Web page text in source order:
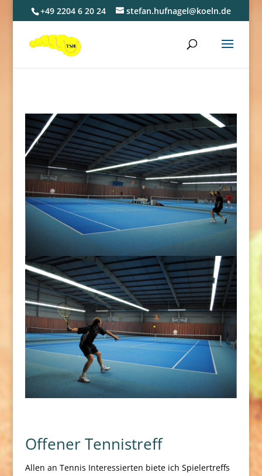
+49 2204 6 20 24 stefan.hufnagel@koeln.de
Offener Tennistreff
Allen an Tennis Interessierten biete ich Spielertreffs